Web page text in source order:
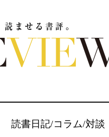
読書日記/コラム/対談